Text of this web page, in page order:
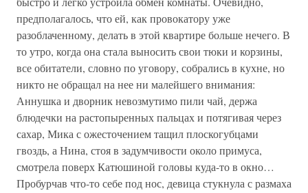
предполагалось, что ей, как провокатору уже
разоблаченному, делать в этой квартире больше нечего. В
то утро, когда она стала выносить свои тюки и корзины,
все обитатели, словно по уговору, собрались в кухне, но
никто не обращал на нее ни малейшего внимания:
Аннушка и дворник невозмутимо пили чай, держа
блюдечки на растопыренных пальцах и потягивая через
сахар, Мика с ожесточением тащил плоскогубцами
гвоздь, а Нина, стоя в задумчивости около примуса,
смотрела поверх Катюшиной головы куда-то в окно…
Пробурчав что-то себе под нос, девица стукнула с размаха